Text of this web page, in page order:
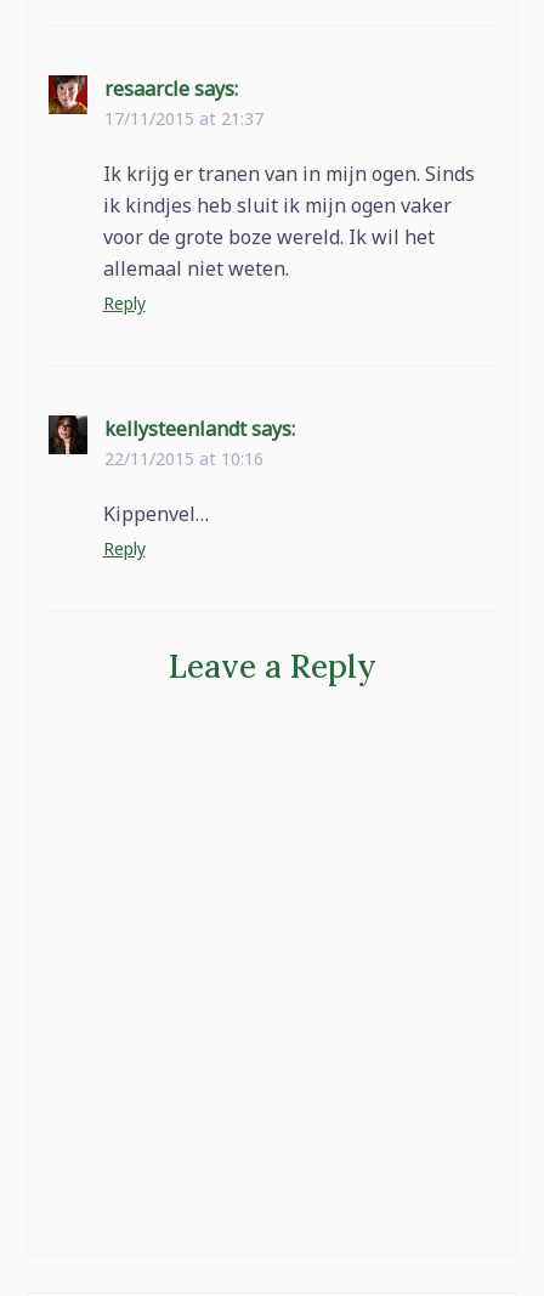
resaarcle says:
17/11/2015 at 21:37
Ik krijg er tranen van in mijn ogen. Sinds
ik kindjes heb sluit ik mijn ogen vaker
voor de grote boze wereld. Ik wil het
allemaal niet weten.
Reply
kellysteenlandt says:
22/11/2015 at 10:16
Kippenvel…
Reply
Leave a Reply